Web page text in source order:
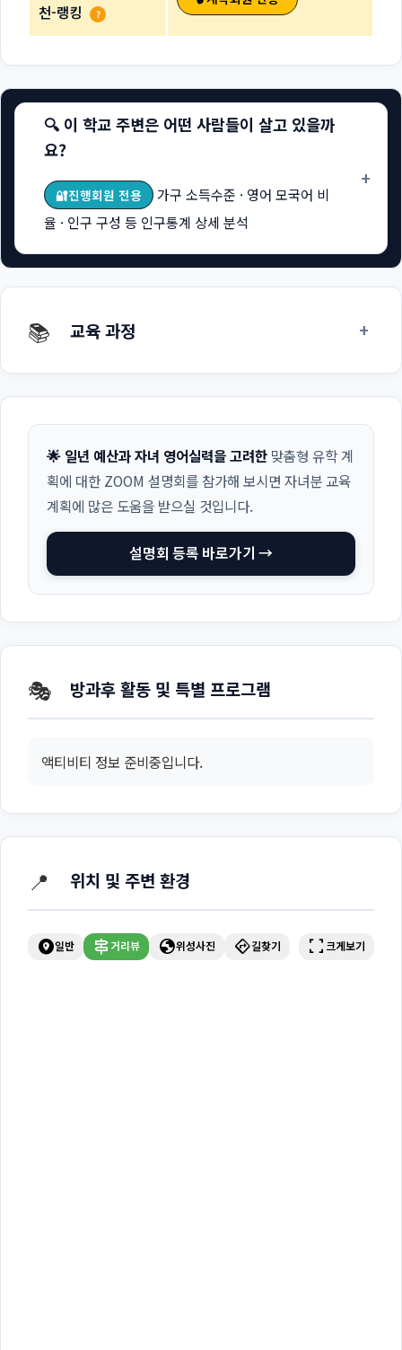
천-랭킹 ?
🔍 이 학교 주변은 어떤 사람들이 살고 있을까
요?
🔐진행회원 전용
가구 소득수준 · 영어 모국어 비
율 · 인구 구성 등 인구통계 상세 분석
+
📚 교육 과정 +
🌟 일년 예산과 자녀 영어실력을 고려한 맞춤형 유학 계
획에 대한 ZOOM 설명회를 참가해 보시면 자녀분 교육
계획에 많은 도움을 받으실 것입니다.
설명회 등록 바로가기 →
🎭 방과후 활동 및 특별 프로그램
액티비티 정보 준비중입니다.
📍 위치 및 주변 환경
explore_nearby일반 signpost 거리뷰 globe위성사진 directions길찾기 fullscreen 크게보기